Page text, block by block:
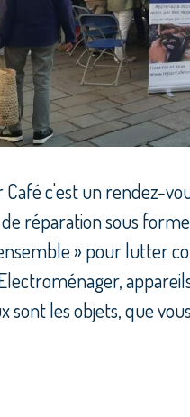
Café c'est un rendez-
réparation sous
» pour lutter
sont les objets, que